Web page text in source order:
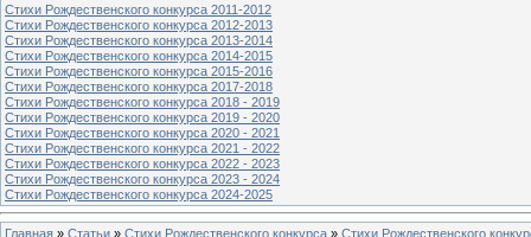
Стихи Рождественского конкурса 2011-2012
Стихи Рождественского конкурса 2012-2013
Стихи Рождественского конкурса 2013-2014
Стихи Рождественского конкурса 2014-2015
Стихи Рождественского конкурса 2015-2016
Стихи Рождественского конкурса 2017-2018
Стихи Рождественского конкурса 2018 - 2019
Стихи Рождественского конкурса 2019 - 2020
Стихи Рождественского конкурса 2020 - 2021
Стихи Рождественского конкурса 2021 - 2022
Стихи Рождественского конкурса 2022 - 2023
Стихи Рождественского конкурса 2023 - 2024
Стихи Рождественского конкурса 2024-2025
Главная » Статьи » Стихи Рождественского конкурса » Стихи Рождественского